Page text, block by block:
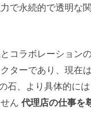
で永続的で透明な
コラボレーション
ターであり、現
石、より具体的に
ん 代理店の仕事を